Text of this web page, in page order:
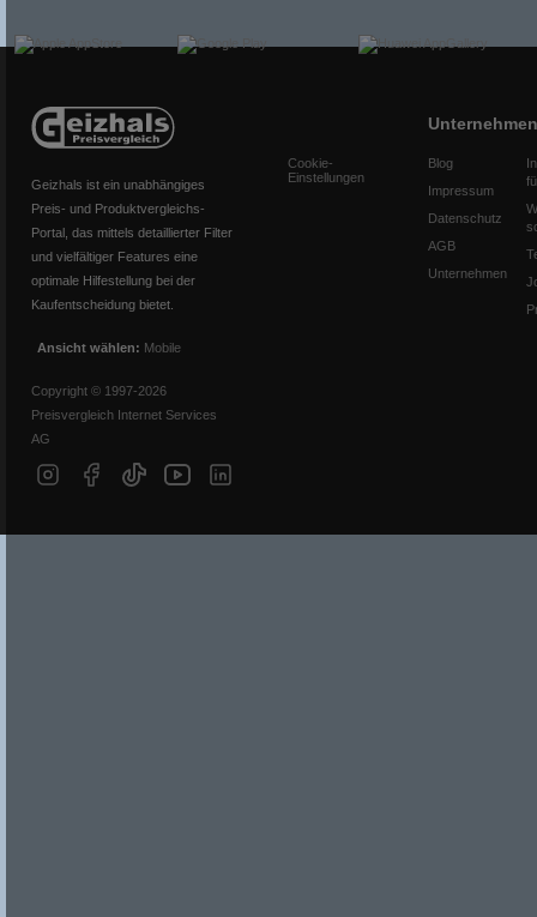
Geizhals ist ein unabhängiges
Preis- und Produktvergleichs-
Portal, das mittels detaillierter Filter
und vielfältiger Features eine
optimale Hilfestellung bei der
Kaufentscheidung bietet.
Ansicht wählen: Mobile
Copyright © 1997-2026
Preisvergleich Internet Services
AG
Cookie-
Einstellungen
Unternehmen
Blog
Impressum
Datenschutz
AGB
Unternehmen